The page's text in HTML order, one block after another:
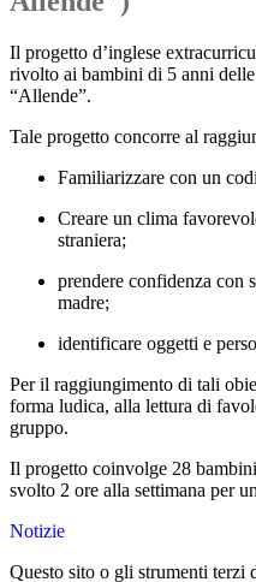
Il progetto d’inglese
rivolto ai bambini di 5 anni
“Allende”.
Tale progetto concorre al
Familiarizzare con un
Creare un clima
straniera;
prendere confidenza con
madre;
identificare oggetti e
Per il raggiungimento di tali
forma ludica, alla lettura di
gruppo.
Il progetto coinvolge 28
svolto 2 ore alla settimana per
Notizie
Questo sito o gli strumenti terzi